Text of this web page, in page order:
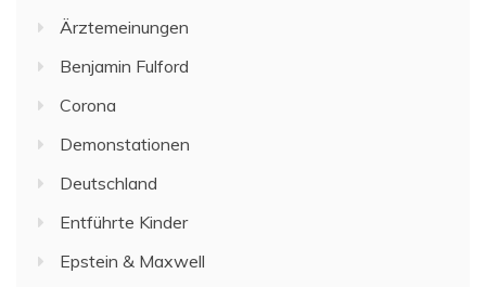
Ärztemeinungen
Benjamin Fulford
Corona
Demonstationen
Deutschland
Entführte Kinder
Epstein & Maxwell